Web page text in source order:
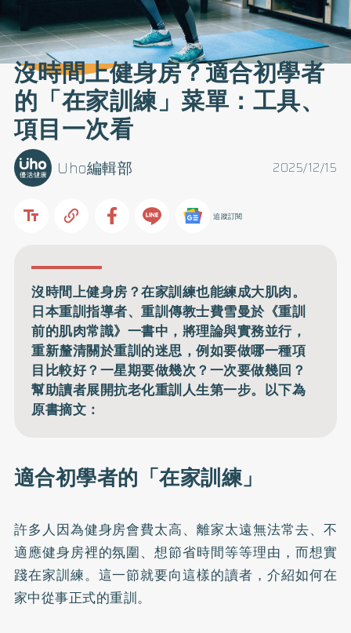
沒時間上健身房？適合初學者
的「在家訓練」菜單：工具、
項目一次看
2025/12/15
Uho編輯部
追蹤訂閱
沒時間上健身房？在家訓練也能練成大肌肉。
日本重訓指導者、重訓傳教士費雪曼於《重訓
前的肌肉常識》一書中，將理論與實務並行，
重新釐清關於重訓的迷思，例如要做哪一種項
目比較好？一星期要做幾次？一次要做幾回？
幫助讀者展開抗老化重訓人生第一步。以下為
原書摘文：
適合初學者的「在家訓練」
許多人因為健身房會費太高、離家太遠無法常去、不
適應健身房裡的氛圍、想節省時間等等理由，而想實
踐在家訓練。這一節就要向這樣的讀者，介紹如何在
家中從事正式的重訓。